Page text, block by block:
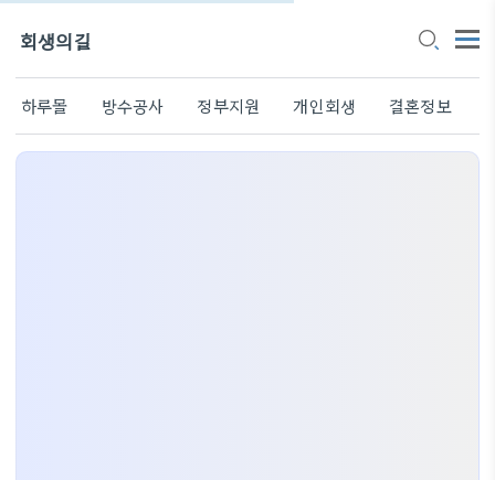
회생의길
하루몰 방수공사 정부지원 개인회생 결혼정보